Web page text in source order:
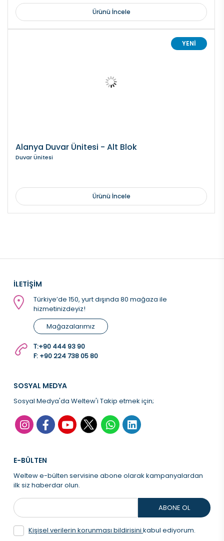
Ürünü İncele
YENİ
Alanya Duvar Ünitesi - Alt Blok
Duvar Ünitesi
Ürünü İncele
İLETİŞİM
Türkiye’de 150, yurt dışında 80 mağaza ile
hizmetinizdeyiz!
Mağazalarımız
T:+90 444 93 90
F: +90 224 738 05 80
SOSYAL MEDYA
Sosyal Medya'da Weltew'i Takip etmek için;
E-BÜLTEN
Weltew e-bülten servisine abone olarak kampanyalardan
ilk siz haberdar olun.
Kişisel verilerin korunması bildirisini kabul ediyorum.
ABONE OL